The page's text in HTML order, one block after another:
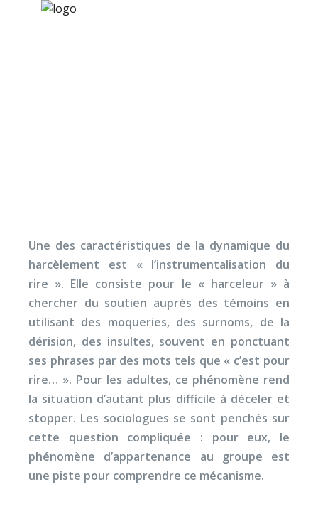
Une des caractéristiques de la dynamique du
harcèlement est « l’instrumentalisation du
rire ». Elle consiste pour le « harceleur » à
chercher du soutien auprès des témoins en
utilisant des moqueries, des surnoms, de la
dérision, des insultes, souvent en ponctuant
ses phrases par des mots tels que « c’est pour
rire… ». Pour les adultes, ce phénomène rend
la situation d’autant plus difficile à déceler et
stopper. Les sociologues se sont penchés sur
cette question compliquée : pour eux, le
phénomène d’appartenance au groupe est
une piste pour comprendre ce mécanisme.